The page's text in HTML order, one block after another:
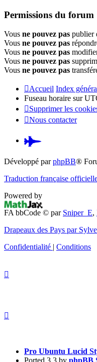
Permissions du forum
Vous ne pouvez pas publier
Vous ne pouvez pas
Vous ne pouvez pas
Vous ne pouvez pas
Vous ne pouvez pas
Accueil Index
Fuseau horaire sur
Supprimer les
Nous contacter
Pardus.at
(S’ouvre
nouvel
Développé parphpBB®
Traduction française
Powered by
FA bbCode © par Sniper_E,
Drapeaux des Pays par
Confidentialité | Conditions
Pro Ubuntu Lucid
Ported 3.3 by phpBB